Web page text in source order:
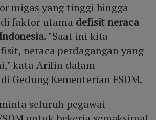
migas yang tinggi hingga
faktor utama defisit neraca
. "Saat ini kita
neraca perdagangan yang
kata Arifin dalam
Gedung Kementerian ESDM.
seluruh pegawai